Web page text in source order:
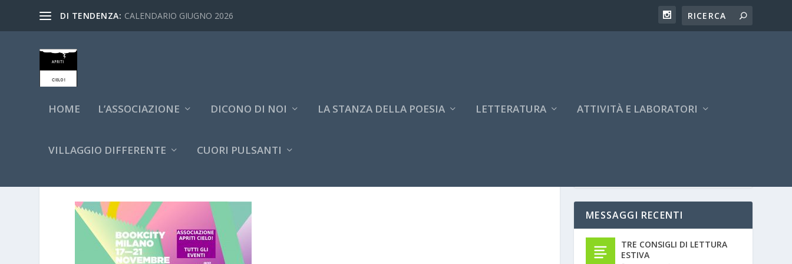
DI TENDENZA: CALENDARIO GIUGNO 2026
HOME L’ASSOCIAZIONE DICONO DI NOI LA STANZA DELLA POESIA LETTERATURA ATTIVITÀ E LABORATORI
VILLAGGIO DIFFERENTE CUORI PULSANTI
MESSAGGI RECENTI
TRE CONSIGLI DI LETTURA
ESTIVA